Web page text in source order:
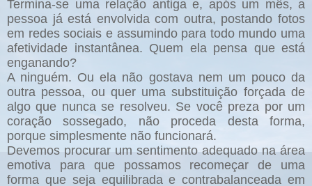
Termina-se uma relação antiga e, após um mês, a
pessoa já está envolvida com outra, postando fotos
em redes sociais e assumindo para todo mundo uma
afetividade instantânea. Quem ela pensa que está
enganando?
A ninguém. Ou ela não gostava nem um pouco da
outra pessoa, ou quer uma substituição forçada de
algo que nunca se resolveu. Se você preza por um
coração sossegado, não proceda desta forma,
porque simplesmente não funcionará.
Devemos procurar um sentimento adequado na área
emotiva para que possamos recomeçar de uma
forma que seja equilibrada e contrabalanceada em